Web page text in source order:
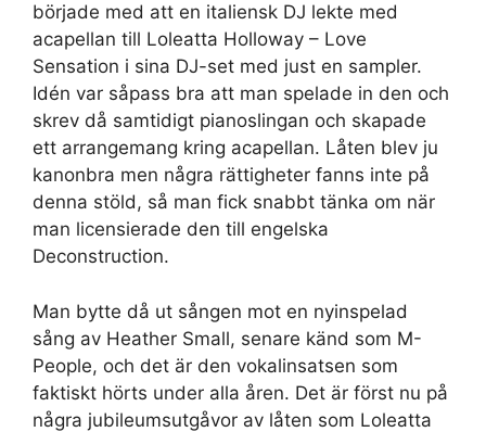
började med att en italiensk DJ lekte med
acapellan till Loleatta Holloway – Love
Sensation i sina DJ-set med just en sampler.
Idén var såpass bra att man spelade in den och
skrev då samtidigt pianoslingan och skapade
ett arrangemang kring acapellan. Låten blev ju
kanonbra men några rättigheter fanns inte på
denna stöld, så man fick snabbt tänka om när
man licensierade den till engelska
Deconstruction.
Man bytte då ut sången mot en nyinspelad
sång av Heather Small, senare känd som M-
People, och det är den vokalinsatsen som
faktiskt hörts under alla åren. Det är först nu på
några jubileumsutgåvor av låten som Loleatta